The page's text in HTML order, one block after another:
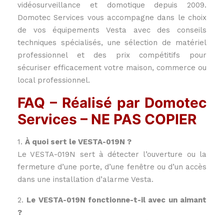
vidéosurveillance et domotique depuis 2009.
Domotec Services vous accompagne dans le choix
de vos équipements Vesta avec des conseils
techniques spécialisés, une sélection de matériel
professionnel et des prix compétitifs pour
sécuriser efficacement votre maison, commerce ou
local professionnel.
FAQ – Réalisé par Domotec
Services – NE PAS COPIER
1. À quoi sert le VESTA-019N ?
Le VESTA-019N sert à détecter l’ouverture ou la
fermeture d’une porte, d’une fenêtre ou d’un accès
dans une installation d’alarme Vesta.
2. Le VESTA-019N fonctionne-t-il avec un aimant
?